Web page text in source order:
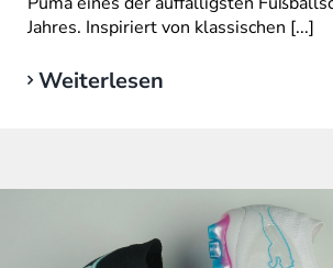
Jahres. Inspiriert von klassischen [...]
Weiterlesen